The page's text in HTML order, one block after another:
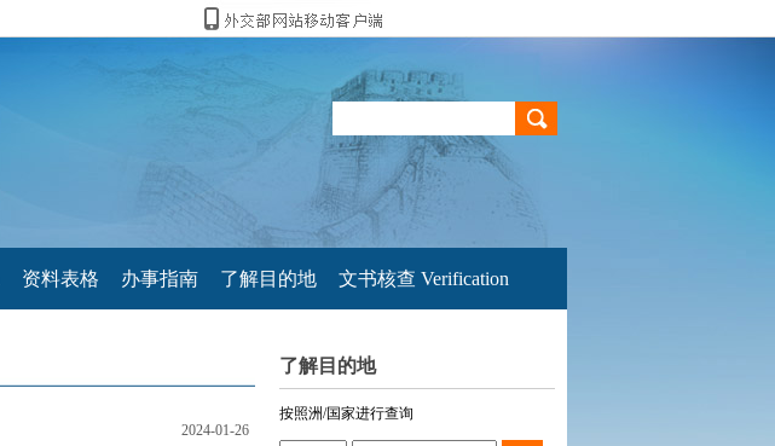
资料表格 办事指南 了解目的地 文书核查 Verification
2024-01-26
了解目的地
按照洲/国家进行查询